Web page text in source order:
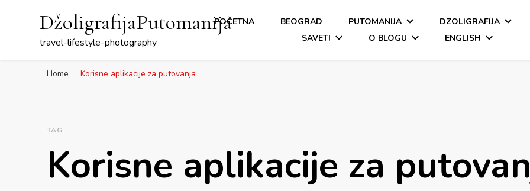
DžoligrafijaPutomanija
travel-lifestyle-photography
POČETNA BEOGRAD PUTOMANIJA DZOLIGRAFIJA
SAVETI
O BLOGU ENGLISH
Home Korisne aplikacije za putovanja
TAG
Korisne aplikacije za